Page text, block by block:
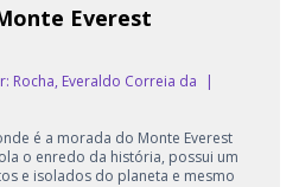
Everest
Rocha, Everaldo Correia da
|
é a morada do Monte Everest
o enredo da história, possui um
e isolados do planeta e mesmo